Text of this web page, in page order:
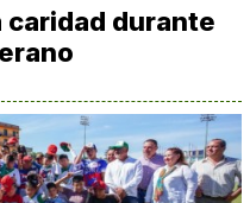
caridad durante